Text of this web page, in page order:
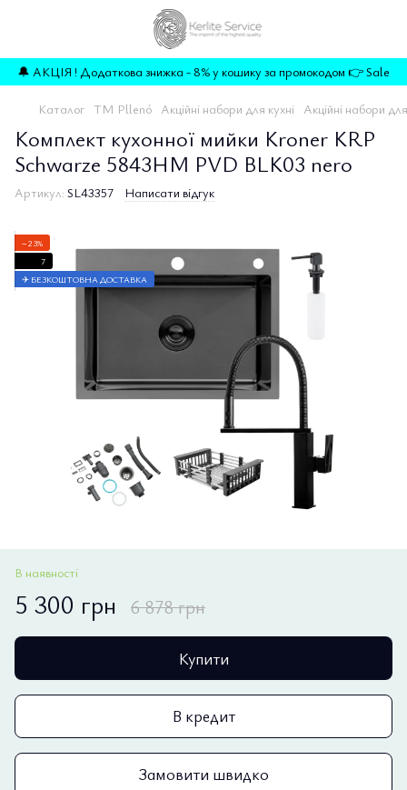
🔔 АКЦІЯ ! Додаткова знижка - 8% у кошику за промокодом 👉 Sale
Каталог TM Pllenó Акційні набори для кухні Акційні набори
Комплект кухонної мийки Kroner KRP
Schwarze 5843HM PVD BLK03 nero
Артикул: SL43357 Написати відгук
−23%
7
✈ БЕЗКОШТОВНА ДОСТАВКА
В наявності
5 300 грн 6 878 грн
Купити
В кредит
Замовити швидко